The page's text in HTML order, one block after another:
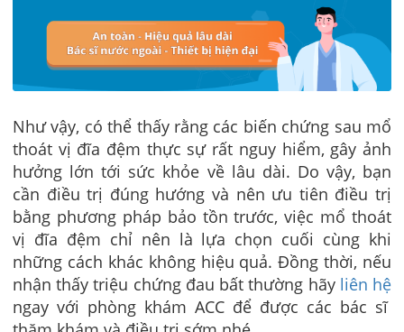
Như vậy, có thể thấy rằng các biến chứng sau mổ
thoát vị đĩa đệm thực sự rất nguy hiểm, gây ảnh
hưởng lớn tới sức khỏe về lâu dài. Do vậy, bạn
cần điều trị đúng hướng và nên ưu tiên điều trị
bằng phương pháp bảo tồn trước, việc mổ thoát
vị đĩa đệm chỉ nên là lựa chọn cuối cùng khi
những cách khác không hiệu quả.Đồng thời, nếu
nhận thấy triệu chứng đau bất thường hãy liên hệ
ngay với phòng khám ACC để được các bác sĩ